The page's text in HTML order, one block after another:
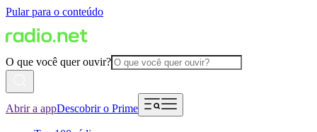
Pular para o conteúdo
O que você quer ouvir?
Abrir a appDescobrir o Prime